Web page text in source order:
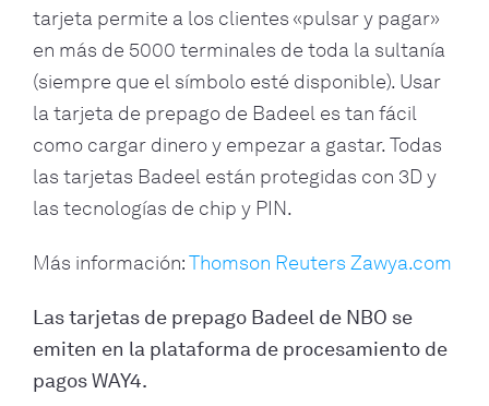
tarjeta permite a los clientes «pulsar y pagar»
en más de 5000 terminales de toda la sultanía
(siempre que el símbolo esté disponible). Usar
la tarjeta de prepago de Badeel es tan fácil
como cargar dinero y empezar a gastar. Todas
las tarjetas Badeel están protegidas con 3D y
las tecnologías de chip y PIN.
Más información:Thomson Reuters Zawya.com
Las tarjetas de prepago Badeel de NBO se
emiten en la plataforma de procesamiento de
pagos WAY4.